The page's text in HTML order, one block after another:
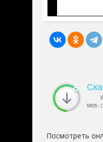
MD5:
Посмотреть